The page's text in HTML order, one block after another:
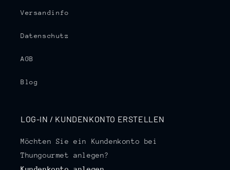
Versandinfo
Datenschutz
AGB
Blog
LOG-IN / KUNDENKONTO ERSTELLEN
Möchten Sie ein Kundenkonto bei
Thungourmet anlegen?